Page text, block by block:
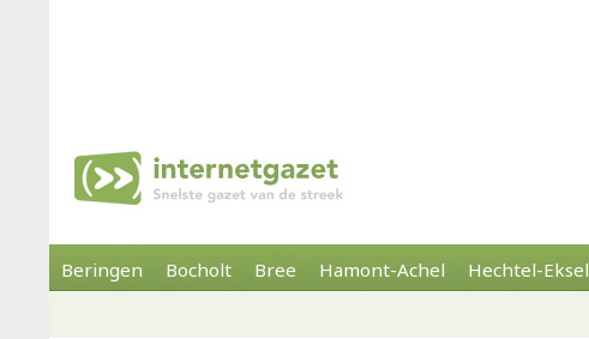
Beringen Bocholt Bree Hamont-Achel Hechtel-Eksel